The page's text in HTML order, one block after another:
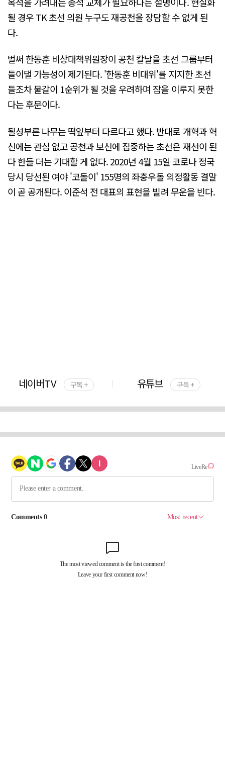
될 경우 TK 초선 의원 누구도 재공천을 장담할 수 없게 된
다.
벌써 한동훈 비상대책위원장이 공천 칼날을 초선 그룹부터
들이댈 가능성이 제기된다. '한동훈 비대위'를 지지한 초선
들조차 물갈이 1순위가 될 것을 우려하며 잠을 이루지 못한
다는 후문이다.
될성부른 나무는 떡잎부터 다르다고 했다. 반대로 개혁과 혁
신에는 관심 없고 공천과 보신에 집중하는 초선은 재선이 된
다 한들 더는 기대할 게 없다. 2020년 4월 15일 코로나 정국
당시 당선된 여야 '코돌이' 155명의 좌충우돌 의정활동 결말
이 곧 공개된다. 이준석 전 대표의 표현을 빌려 무운을 빈다.
네이버TV 구독 + 유튜브 구독 +